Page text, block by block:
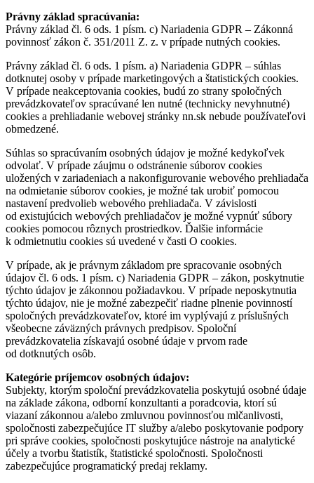
Právny základ spracúvania:
Právny základ čl. 6 ods. 1 písm. c) Nariadenia GDPR – Zákonná
povinnosť zákon č. 351/2011 Z. z. v prípade nutných cookies.
Právny základ čl. 6 ods. 1 písm. a) Nariadenia GDPR – súhlas
dotknutej osoby v prípade marketingových a štatistických cookies.
V prípade neakceptovania cookies, budú zo strany spoločných
prevádzkovateľov spracúvané len nutné (technicky nevyhnutné)
cookies a prehliadanie webovej stránky nn.sk nebude používateľovi
obmedzené.
Súhlas so spracúvaním osobných údajov je možné kedykoľvek
odvolať. V prípade záujmu o odstránenie súborov cookies
uložených v zariadeniach a nakonfigurovanie webového prehliadača
na odmietanie súborov cookies, je možné tak urobiť pomocou
nastavení predvolieb webového prehliadača. V závislosti
od existujúcich webových prehliadačov je možné vypnúť súbory
cookies pomocou rôznych prostriedkov. Ďalšie informácie
k odmietnutiu cookies sú uvedené v časti O cookies.
V prípade, ak je právnym základom pre spracovanie osobných
údajov čl. 6 ods. 1 písm. c) Nariadenia GDPR – zákon, poskytnutie
týchto údajov je zákonnou požiadavkou. V prípade neposkytnutia
týchto údajov, nie je možné zabezpečiť riadne plnenie povinností
spoločných prevádzkovateľov, ktoré im vyplývajú z príslušných
všeobecne záväzných právnych predpisov. Spoloční
prevádzkovatelia získavajú osobné údaje v prvom rade
od dotknutých osôb.
Kategórie príjemcov osobných údajov:
Subjekty, ktorým spoloční prevádzkovatelia poskytujú osobné údaje
na základe zákona, odborní konzultanti a poradcovia, ktorí sú
viazaní zákonnou a/alebo zmluvnou povinnosťou mlčanlivosti,
spoločnosti zabezpečujúce IT služby a/alebo poskytovanie podpory
pri správe cookies, spoločnosti poskytujúce nástroje na analytické
účely a tvorbu štatistík, štatistické spoločnosti. Spoločnosti
zabezpečujúce programatický predaj reklamy.